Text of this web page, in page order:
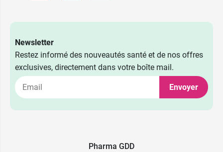
Newsletter
Restez informé des nouveautés santé et de nos offres
exclusives, directement dans votre boîte mail.
Envoyer
Pharma GDD